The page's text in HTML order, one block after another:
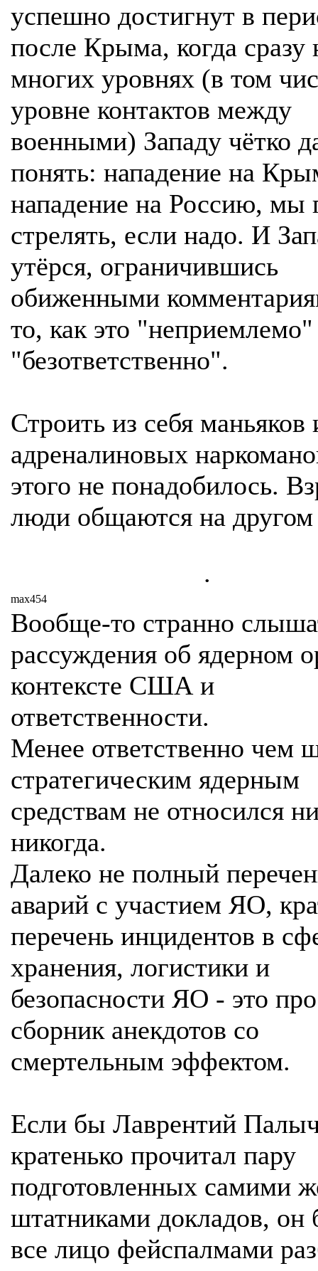
успешно достигнут в
после Крыма, когда сразу
многих уровнях (в том
уровне контактов между
военными) Западу чётко
понять: нападение на
нападение на Россию, мы
стрелять, если надо. И
утёрся, ограничившись
обиженными
то, как это
"безответственно".
Строить из себя маньяков
адреналиновых
этого не понадобилось.
люди общаются на другом
.
max454
Вообще-то странно
рассуждения об ядерном
контексте США и
ответственности.
Менее ответственно чем
стратегическим ядерным
средствам не относился
никогда.
Далеко не полный
аварий с участием ЯО,
перечень инцидентов в
хранения, логистики и
безопасности ЯО - это
сборник анекдотов со
смертельным эффектом.
Если бы Лаврентий
кратенько прочитал пару
подготовленных самими
штатниками докладов, он
все лицо фейспалмами